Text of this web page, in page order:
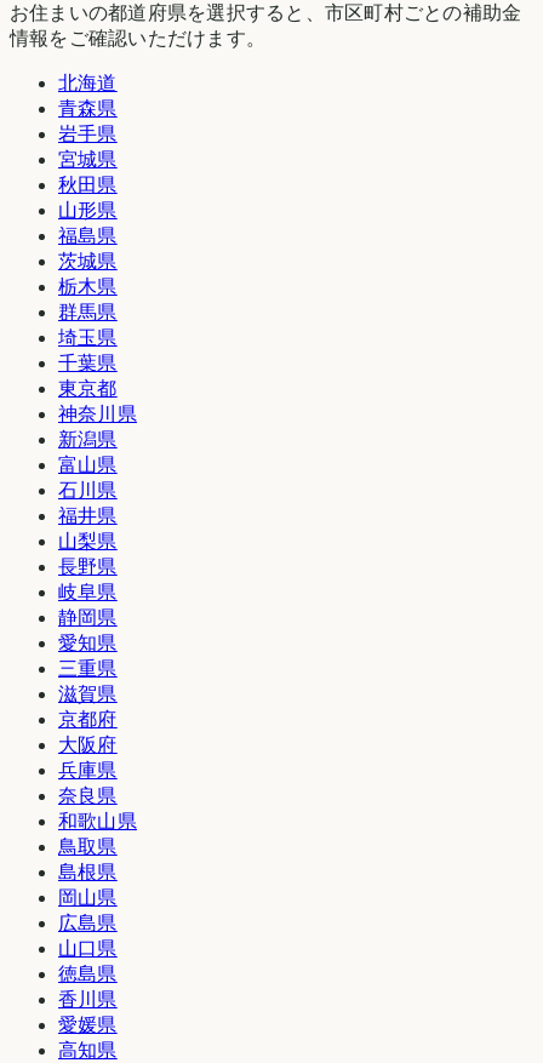
お住まいの都道府県を選択すると、市区町村ごとの補助金
情報をご確認いただけます。
北海道
青森県
岩手県
宮城県
秋田県
山形県
福島県
茨城県
栃木県
群馬県
埼玉県
千葉県
東京都
神奈川県
新潟県
富山県
石川県
福井県
山梨県
長野県
岐阜県
静岡県
愛知県
三重県
滋賀県
京都府
大阪府
兵庫県
奈良県
和歌山県
鳥取県
島根県
岡山県
広島県
山口県
徳島県
香川県
愛媛県
高知県